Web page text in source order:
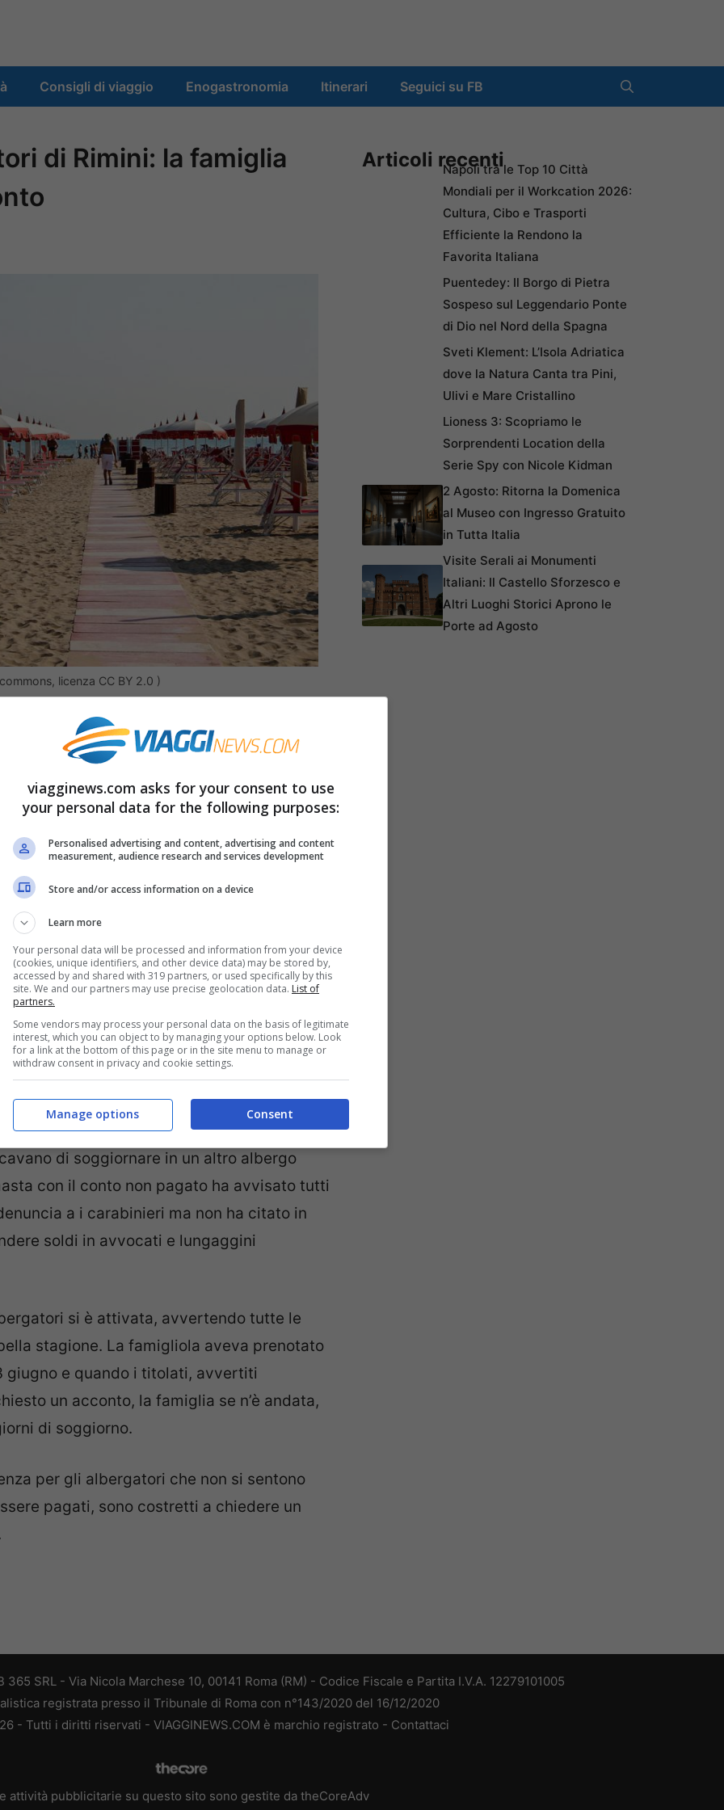
Consigli di viaggio Enogastronomia Itinerari Seguici su FB
di Rimini: la famiglia
licenza CC BY 2.0 )
una famiglia chenon paga mai il conto
una famigliaformata da padre, madre e
diverse occasioni in alcuni hotel della
e con una scusa sia riuscita a
a scrocco, tra l’amarezza degli
fare i conti con la crisi.
, che parla di una famiglia di origine
madre di 42 e dal figlio adolescente, che
albergatori di Rimini. Un anno fa, nel
per ben due settimane in un hotel della
pagare il conto. “Il padre ha detto che
sono saliti in macchina e non li ho più visti”,
membri della famigliola sono stati rivisti
di soggiornare in un altro albergo
con il conto non pagato ha avvisato tutti
a i carabinieri ma non ha citato in
soldi in avvocati e lungaggini
si è attivata, avvertendo tutte le
stagione. La famigliola aveva prenotato
giugno e quando i titolati, avvertiti
un acconto, la famiglia se n’è andata,
di soggiorno.
per gli albergatori che non si sentono
pagati, sono costretti a chiedere un
Articoli recentiNapoli tra le Top 10 Città
Mondiali per il Workcation 2026:
Cultura, Cibo e Trasporti
Efficiente la Rendono la
Favorita Italiana
Puentedey: Il Borgo di Pietra
Sospeso sul Leggendario Ponte
di Dio nel Nord della Spagna
Sveti Klement: L’Isola Adriatica
dove la Natura Canta tra Pini,
Ulivi e Mare Cristallino
Lioness 3: Scopriamo le
Sorprendenti Location della
Serie Spy con Nicole Kidman
2 Agosto: Ritorna la Domenica
al Museo con Ingresso Gratuito
in Tutta Italia
Visite Serali ai Monumenti
Italiani: Il Castello Sforzesco e
Altri Luoghi Storici Aprono le
Porte ad Agosto
SRL - Via Nicola Marchese 10, 00141 Roma (RM) - Codice Fiscale e Partita I.V.A. 12279101005
registrata presso il Tribunale di Roma con n°143/2020 del 16/12/2020
- Tutti i diritti riservati - VIAGGINEWS.COM è marchio registrato - Contattaci
attività pubblicitarie su questo sito sono gestite da theCoreAdv
viagginews.com asks for your consent to use
your personal data for the following purposes:
Personalised advertising and content, advertising and content
measurement, audience research and services development
Store and/or access information on a device
Learn more
Your personal data will be processed and information from your device
(cookies, unique identifiers, and other device data) may be stored by,
accessed by and shared with 319 partners, or used specifically by this
site. We and our partners may use precise geolocation data. List of
partners.
Some vendors may process your personal data on the basis of legitimate
interest, which you can object to by managing your options below. Look
for a link at the bottom of this page or in the site menu to manage or
withdraw consent in privacy and cookie settings.
Consent
Manage options